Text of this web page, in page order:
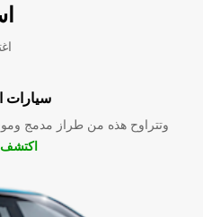
سيارات
وتتراوح هذه من طراز مدمج
اكتشف